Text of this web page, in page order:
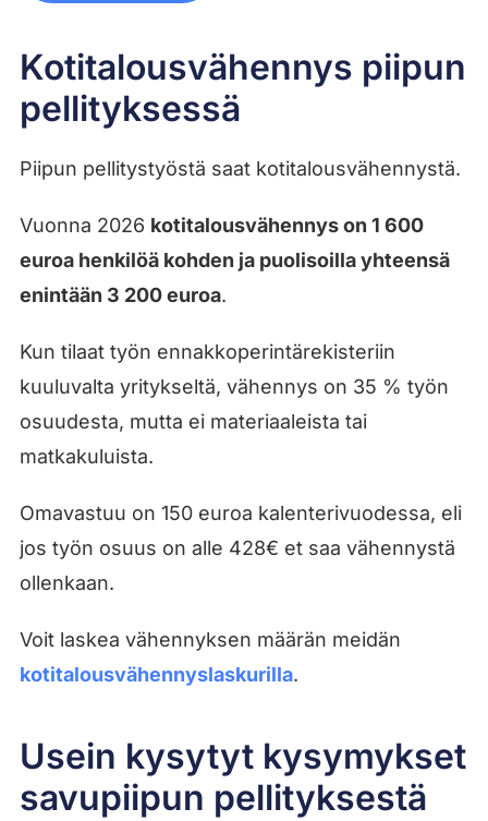
Kotitalousvähennys piipun
pellityksessä
Piipun pellitystyöstä saat kotitalousvähennystä.
Vuonna 2026 kotitalousvähennys on 1 600
euroa henkilöä kohden ja puolisoilla yhteensä
enintään 3 200 euroa.
Kun tilaat työn ennakkoperintärekisteriin
kuuluvalta yritykseltä, vähennys on 35 % työn
osuudesta, mutta ei materiaaleista tai
matkakuluista.
Omavastuu on 150 euroa kalenterivuodessa, eli
jos työn osuus on alle 428€ et saa vähennystä
ollenkaan.
Voit laskea vähennyksen määrän meidän
kotitalousvähennyslaskurilla.
Usein kysytyt kysymykset
savupiipun pellityksestä